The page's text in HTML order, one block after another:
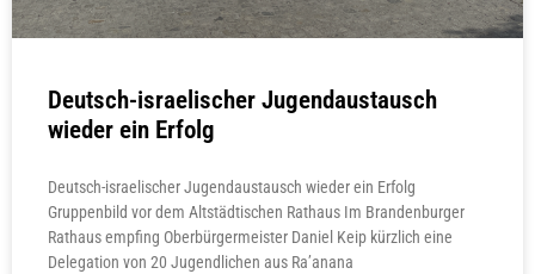
Deutsch-israelischer Jugendaustausch
wieder ein Erfolg
Deutsch-israelischer Jugendaustausch wieder ein Erfolg
Gruppenbild vor dem Altstädtischen Rathaus Im Brandenburger
Rathaus empfing Oberbürgermeister Daniel Keip kürzlich eine
Delegation von 20 Jugendlichen aus Ra’anana